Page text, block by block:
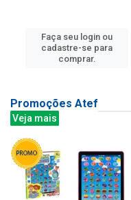
Faça seu login ou
cadastre-se para
comprar.
Promoções Atef
Veja mais